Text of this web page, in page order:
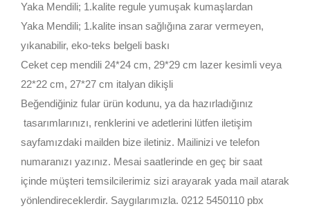
Yaka Mendili; 1.kalite regule yumuşak kumaşlardan
Yaka Mendili; 1.kalite insan sağlığına zarar vermeyen,
yıkanabilir, eko-teks belgeli baskı
Ceket cep mendili 24*24 cm, 29*29 cm lazer kesimli veya
22*22 cm, 27*27 cm italyan dikişli
Beğendiğiniz fular ürün kodunu, ya da hazırladığınız
tasarımlarınızı, renklerini ve adetlerini lütfen iletişim
sayfamızdaki mailden bize iletiniz. Mailinizi ve telefon
numaranızı yazınız. Mesai saatlerinde en geç bir saat
içinde müşteri temsilcilerimiz sizi arayarak yada mail atarak
yönlendireceklerdir. Saygılarımızla. 0212 5450110 pbx